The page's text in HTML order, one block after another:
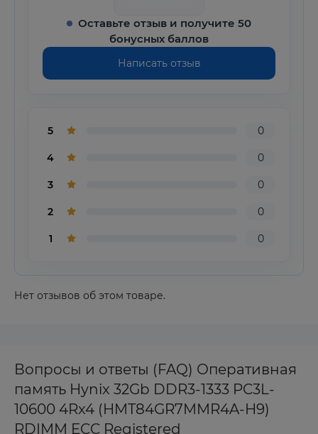
Оставьте отзыв и получите 50
бонусных баллов
Написать отзыв
5 0
4 0
3 0
2 0
1 0
Нет отзывов об этом товаре.
Вопросы и ответы (FAQ) Оперативная
память Hynix 32Gb DDR3-1333 PC3L-
10600 4Rx4 (HMT84GR7MMR4A-H9)
RDIMM ECC Registered